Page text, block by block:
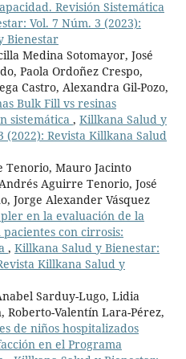
Revisión Sistemática
Vol. 7 Núm. 3 (2023):
Bienestar
Medina Sotomayor, José
Paola Ordoñez Crespo,
Castro, Alexandra Gil-Pozo,
Bulk Fill vs resinas
sistemática , Killkana Salud y
(2022): Revista Killkana Salud
Mauro Jacinto
Aguirre Tenorio, José
Jorge Alexander Vásquez
en la evaluación de la
con cirrosis:
, Killkana Salud y Bienestar:
Killkana Salud y
Sarduy-Lugo, Lidia
Roberto-Valentín Lara-Pérez,
de niños hospitalizados
en el Programa